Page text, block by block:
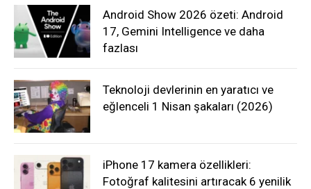
Android Show 2026 özeti: Android
17, Gemini Intelligence ve daha
fazlası
Teknoloji devlerinin en yaratıcı ve
eğlenceli 1 Nisan şakaları (2026)
iPhone 17 kamera özellikleri:
Fotoğraf kalitesini artıracak 6 yenilik